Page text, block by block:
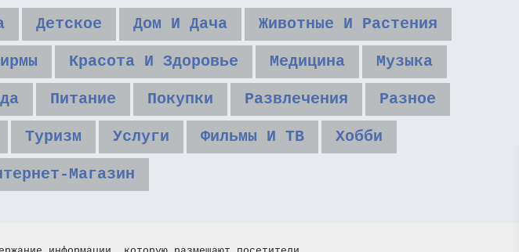
Детское Дом И Дача Животные И Растения
Красота И Здоровье Медицина Музыка
Питание Покупки Развлечения Разное
Туризм Услуги Фильмы И ТВ Хобби
Магазин